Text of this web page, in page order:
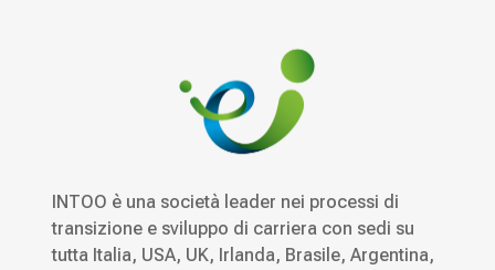
INTOO è una società leader nei processi di
transizione e sviluppo di carriera con sedi su
tutta Italia, USA, UK, Irlanda, Brasile, Argentina,